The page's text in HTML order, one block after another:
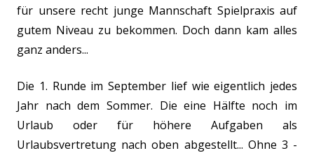
für unsere recht junge Mannschaft Spielpraxis auf
gutem Niveau zu bekommen. Doch dann kam alles
ganz anders...
Die 1. Runde im September lief wie eigentlich jedes
Jahr nach dem Sommer. Die eine Hälfte noch im
Urlaub oder für höhere Aufgaben als
Urlaubsvertretung nach oben abgestellt... Ohne 3 -